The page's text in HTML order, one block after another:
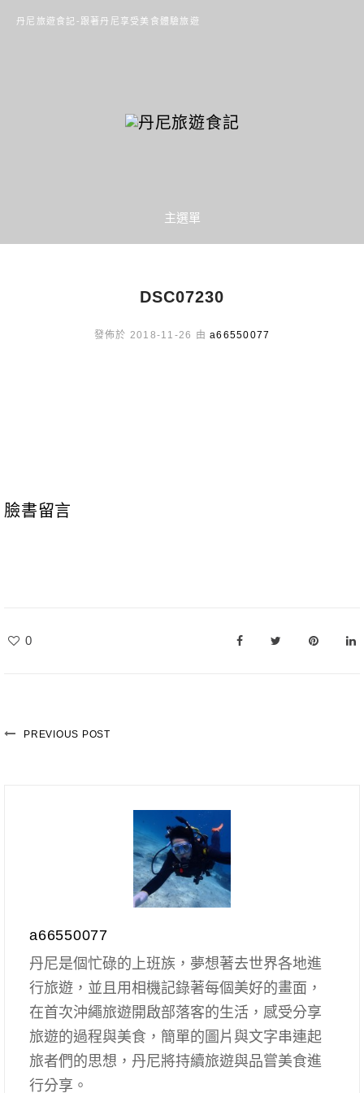
丹尼旅遊食記-跟著丹尼享受美食體驗旅遊
主選單
DSC07230
發佈於 2018-11-26 由 a66550077
臉書留言
0
PREVIOUS POST
a66550077
丹尼是個忙碌的上班族，夢想著去世界各地進
行旅遊，並且用相機記錄著每個美好的畫面，
在首次沖繩旅遊開啟部落客的生活，感受分享
旅遊的過程與美食，簡單的圖片與文字串連起
旅者們的思想，丹尼將持續旅遊與品嘗美食進
行分享。